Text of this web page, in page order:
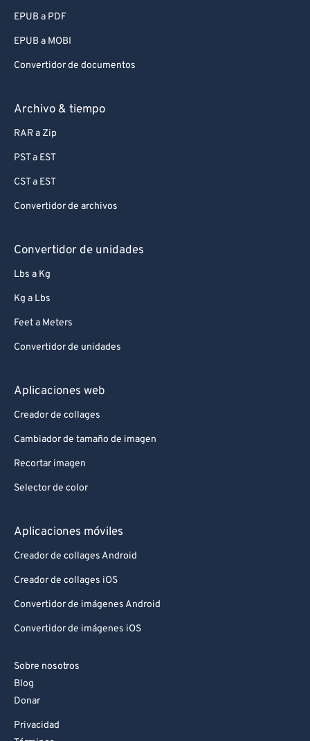
EPUB a PDF
EPUB a MOBI
Convertidor de documentos
Archivo & tiempo
RAR a Zip
PST a EST
CST a EST
Convertidor de archivos
Convertidor de unidades
Lbs a Kg
Kg a Lbs
Feet a Meters
Convertidor de unidades
Aplicaciones web
Creador de collages
Cambiador de tamaño de imagen
Recortar imagen
Selector de color
Aplicaciones móviles
Creador de collages Android
Creador de collages iOS
Convertidor de imágenes Android
Convertidor de imágenes iOS
Sobre nosotros
Blog
Donar
Privacidad